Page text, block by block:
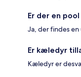
Er der en
Ja, der findes
Er kæledyr
Kæledyr er